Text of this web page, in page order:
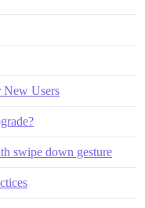
New Users
swipe down gesture